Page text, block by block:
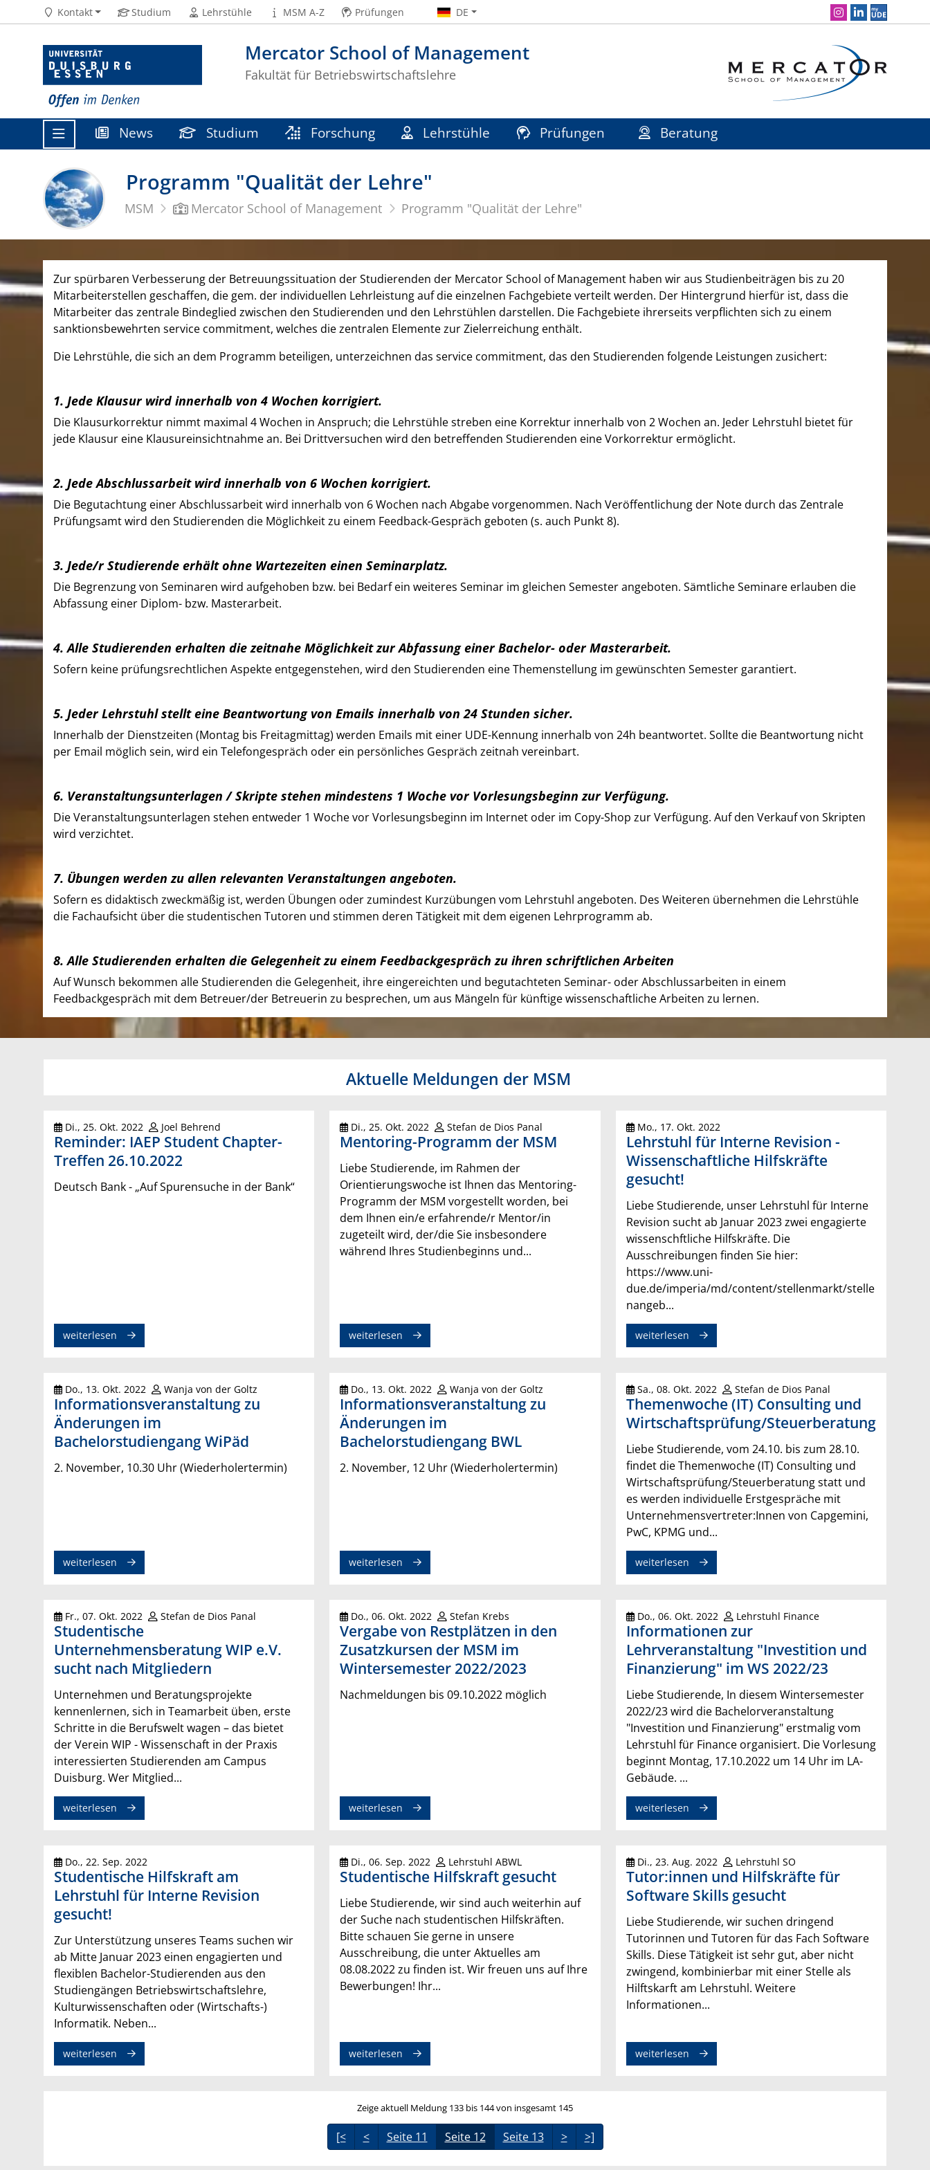
Mercator School of Management
Fakultät für Betriebswirtschaftslehre
Kontakt Studium Lehrstühle MSM A-Z Prüfungen DE Social Media Navigation
News Studium Forschung Lehrstühle Prüfungen Beratung
Programm "Qualität der Lehre"
MSM Mercator School of Management Programm "Qualität der Lehre"
Zur spürbaren Verbesserung der Betreuungssituation der Studierenden der Mercator School of Management haben wir aus Studienbeiträgen bis zu 20
Mitarbeiterstellen geschaffen, die gem. der individuellen Lehrleistung auf die einzelnen Fachgebiete verteilt werden. Der Hintergrund hierfür ist, dass die
Mitarbeiter das zentrale Bindeglied zwischen den Studierenden und den Lehrstühlen darstellen. Die Fachgebiete ihrerseits verpflichten sich zu einem
sanktionsbewehrten service commitment, welches die zentralen Elemente zur Zielerreichung enthält.
Die Lehrstühle, die sich an dem Programm beteiligen, unterzeichnen das service commitment, das den Studierenden folgende Leistungen zusichert:
1. Jede Klausur wird innerhalb von 4 Wochen korrigiert.
Die Klausurkorrektur nimmt maximal 4 Wochen in Anspruch; die Lehrstühle streben eine Korrektur innerhalb von 2 Wochen an. Jeder Lehrstuhl bietet für
jede Klausur eine Klausureinsichtnahme an. Bei Drittversuchen wird den betreffenden Studierenden eine Vorkorrektur ermöglicht.
2. Jede Abschlussarbeit wird innerhalb von 6 Wochen korrigiert.
Die Begutachtung einer Abschlussarbeit wird innerhalb von 6 Wochen nach Abgabe vorgenommen. Nach Veröffentlichung der Note durch das Zentrale
Prüfungsamt wird den Studierenden die Möglichkeit zu einem Feedback-Gespräch geboten (s. auch Punkt 8).
3. Jede/r Studierende erhält ohne Wartezeiten einen Seminarplatz.
Die Begrenzung von Seminaren wird aufgehoben bzw. bei Bedarf ein weiteres Seminar im gleichen Semester angeboten. Sämtliche Seminare erlauben die
Abfassung einer Diplom- bzw. Masterarbeit.
4. Alle Studierenden erhalten die zeitnahe Möglichkeit zur Abfassung einer Bachelor- oder Masterarbeit.
Sofern keine prüfungsrechtlichen Aspekte entgegenstehen, wird den Studierenden eine Themenstellung im gewünschten Semester garantiert.
5. Jeder Lehrstuhl stellt eine Beantwortung von Emails innerhalb von 24 Stunden sicher.
Innerhalb der Dienstzeiten (Montag bis Freitagmittag) werden Emails mit einer UDE-Kennung innerhalb von 24h beantwortet. Sollte die Beantwortung nicht
per Email möglich sein, wird ein Telefongespräch oder ein persönliches Gespräch zeitnah vereinbart.
6. Veranstaltungsunterlagen / Skripte stehen mindestens 1 Woche vor Vorlesungsbeginn zur Verfügung.
Die Veranstaltungsunterlagen stehen entweder 1 Woche vor Vorlesungsbeginn im Internet oder im Copy-Shop zur Verfügung. Auf den Verkauf von Skripten
wird verzichtet.
7. Übungen werden zu allen relevanten Veranstaltungen angeboten.
Sofern es didaktisch zweckmäßig ist, werden Übungen oder zumindest Kurzübungen vom Lehrstuhl angeboten. Des Weiteren übernehmen die Lehrstühle
die Fachaufsicht über die studentischen Tutoren und stimmen deren Tätigkeit mit dem eigenen Lehrprogramm ab.
8. Alle Studierenden erhalten die Gelegenheit zu einem Feedbackgespräch zu ihren schriftlichen Arbeiten
Auf Wunsch bekommen alle Studierenden die Gelegenheit, ihre eingereichten und begutachteten Seminar- oder Abschlussarbeiten in einem
Feedbackgespräch mit dem Betreuer/der Betreuerin zu besprechen, um aus Mängeln für künftige wissenschaftliche Arbeiten zu lernen.
Aktuelle Meldungen der MSM
Di., 25. Okt. 2022 Joel Behrend
Reminder: IAEP Student Chapter-
Treffen 26.10.2022
Deutsch Bank - „Auf Spurensuche in der Bank“
weiterlesen
Di., 25. Okt. 2022 Stefan de Dios Panal
Mentoring-Programm der MSM
Liebe Studierende, im Rahmen der
Orientierungswoche ist Ihnen das Mentoring-
Programm der MSM vorgestellt worden, bei
dem Ihnen ein/e erfahrende/r Mentor/in
zugeteilt wird, der/die Sie insbesondere
während Ihres Studienbeginns und...
weiterlesen
Mo., 17. Okt. 2022
Lehrstuhl für Interne Revision -
Wissenschaftliche Hilfskräfte
gesucht!
Liebe Studierende, unser Lehrstuhl für Interne
Revision sucht ab Januar 2023 zwei engagierte
wissenschftliche Hilfskräfte. Die
Ausschreibungen finden Sie hier:
https://www.uni-
due.de/imperia/md/content/stellenmarkt/stelle
nangeb...
weiterlesen
Do., 13. Okt. 2022 Wanja von der Goltz
Informationsveranstaltung zu
Änderungen im
Bachelorstudiengang WiPäd
2. November, 10.30 Uhr (Wiederholertermin)
weiterlesen
Do., 13. Okt. 2022 Wanja von der Goltz
Informationsveranstaltung zu
Änderungen im
Bachelorstudiengang BWL
2. November, 12 Uhr (Wiederholertermin)
weiterlesen
Sa., 08. Okt. 2022 Stefan de Dios Panal
Themenwoche (IT) Consulting und
Wirtschaftsprüfung/Steuerberatung
Liebe Studierende, vom 24.10. bis zum 28.10.
findet die Themenwoche (IT) Consulting und
Wirtschaftsprüfung/Steuerberatung statt und
es werden individuelle Erstgespräche mit
Unternehmensvertreter:Innen von Capgemini,
PwC, KPMG und...
weiterlesen
Fr., 07. Okt. 2022 Stefan de Dios Panal
Studentische
Unternehmensberatung WIP e.V.
sucht nach Mitgliedern
Unternehmen und Beratungsprojekte
kennenlernen, sich in Teamarbeit üben, erste
Schritte in die Berufswelt wagen – das bietet
der Verein WIP - Wissenschaft in der Praxis
interessierten Studierenden am Campus
Duisburg. Wer Mitglied...
weiterlesen
Do., 06. Okt. 2022 Stefan Krebs
Vergabe von Restplätzen in den
Zusatzkursen der MSM im
Wintersemester 2022/2023
Nachmeldungen bis 09.10.2022 möglich
weiterlesen
Do., 06. Okt. 2022 Lehrstuhl Finance
Informationen zur
Lehrveranstaltung "Investition und
Finanzierung" im WS 2022/23
Liebe Studierende, In diesem Wintersemester
2022/23 wird die Bachelorveranstaltung
"Investition und Finanzierung" erstmalig vom
Lehrstuhl für Finance organisiert. Die Vorlesung
beginnt Montag, 17.10.2022 um 14 Uhr im LA-
Gebäude. ...
weiterlesen
Do., 22. Sep. 2022
Studentische Hilfskraft am
Lehrstuhl für Interne Revision
gesucht!
Zur Unterstützung unseres Teams suchen wir
ab Mitte Januar 2023 einen engagierten und
flexiblen Bachelor-Studierenden aus den
Studiengängen Betriebswirtschaftslehre,
Kulturwissenschaften oder (Wirtschafts-)
Informatik. Neben...
weiterlesen
Di., 06. Sep. 2022 Lehrstuhl ABWL
Studentische Hilfskraft gesucht
Liebe Studierende, wir sind auch weiterhin auf
der Suche nach studentischen Hilfskräften.
Bitte schauen Sie gerne in unsere
Ausschreibung, die unter Aktuelles am
08.08.2022 zu finden ist. Wir freuen uns auf Ihre
Bewerbungen! Ihr...
weiterlesen
Di., 23. Aug. 2022 Lehrstuhl SO
Tutor:innen und Hilfskräfte für
Software Skills gesucht
Liebe Studierende, wir suchen dringend
Tutorinnen und Tutoren für das Fach Software
Skills. Diese Tätigkeit ist sehr gut, aber nicht
zwingend, kombinierbar mit einer Stelle als
Hilftskarft am Lehrstuhl. Weitere
Informationen...
weiterlesen
Zeige aktuell Meldung 133 bis 144 von insgesamt 145
[< < Seite 11 Seite 12 Seite 13 > >]